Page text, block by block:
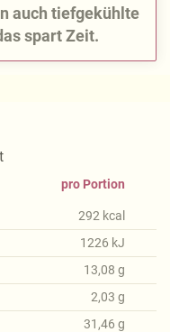
auch tiefgekühlte
spart Zeit.
pro Portion
292 kcal
1226 kJ
13,08 g
2,03 g
31,46 g